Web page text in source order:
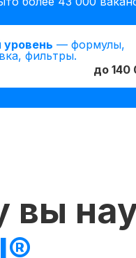
уровень — формулы,
фильтры.
до 140
вы